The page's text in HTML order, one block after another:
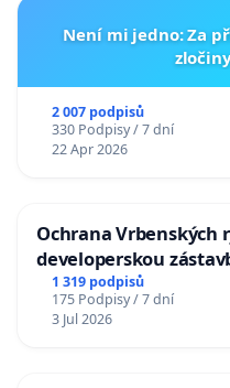
Není mi jedno: Za
2 007 podpisů
330 Podpisy / 7 dní
22 Apr 2026
Ochrana Vrbenských
developerskou
1 319 podpisů
175 Podpisy / 7 dní
3 Jul 2026